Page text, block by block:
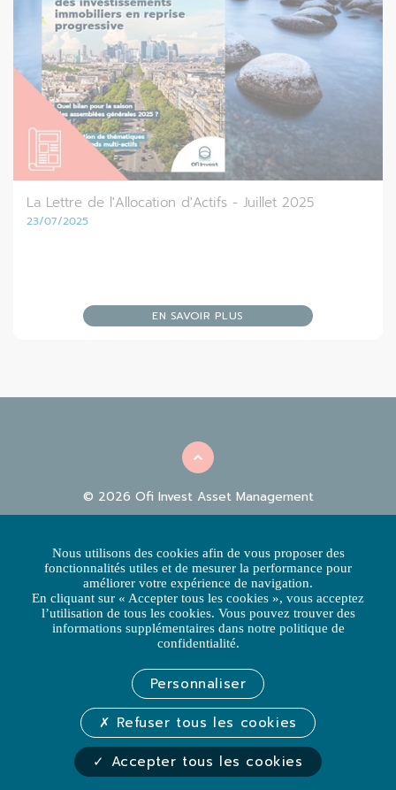
La Lettre de l'Allocation d'Actifs - Juillet 2025
23/07/2025
EN SAVOIR PLUS
© 2026 Ofi Invest Asset Management
INFORMATIONS
D'UTILISATION DES COOKIES
|
POLITIQUE DE PROTECTION
DES DONNÉES
RÉCLAMATIONS CLIENTS
ACCESSIBILITÉ : NON CONFORME
L’hébergeur du site est Ofi Invest Asset Management - Ce site internet
est édité par Ofi Invest Asset Management, société de gestion de
S.A. à Conseil d’Administration au capital de 71 957 490 euros -
RCS NANTERRE 384 940 342 – APE 6630 Z – Agrément AMF
n° GP 92012 – TVA intracommunautaire n° FR 51384940342
127-129, quai du Président Roosevelt 92130 Issy-les-Moulineaux -
France - Tél. : +33 (0)1 40 68 17 17
Crédit photos : Shutterstock, Adobe Stock, Getty Images
Nous utilisons des cookies afin de vous proposer des
fonctionnalités utiles et de mesurer la performance pour
améliorer votre expérience de navigation.
En cliquant sur « Accepter tous les cookies », vous acceptez
l’utilisation de tous les cookies. Vous pouvez trouver des
informations supplémentaires dans notre politique de
confidentialité.
Personnaliser
Refuser tous les cookies
Accepter tous les cookies